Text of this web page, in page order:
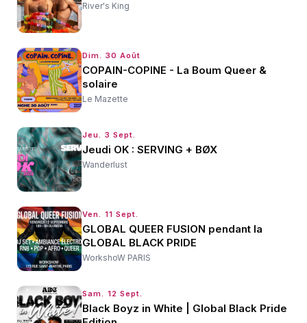
River's King
Dim. 30 Août
COPAIN-COPINE - La Boum Queer &
solaire
Le Mazette
Jeu. 3 Sept.
Jeudi OK : SERVING + BØX
Wanderlust
Ven. 11 Sept.
GLOBAL QUEER FUSION pendant la
GLOBAL BLACK PRIDE
WorkshoW PARIS
Sam. 12 Sept.
Black Boyz in White | Global Black Pride